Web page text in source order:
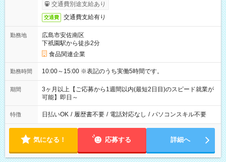
交通費別途支給あり
交通費 交通費支給有り
勤務地
広島市安佐南区
下祇園駅から徒歩2分
食品関連企業
勤務時間 10:00～15:00 ※表記のうち実働5時間です。
期間
3ヶ月以上【ご応募から1週間以内(最短2日目)のスピード就業が
可能】即日～
特徴 日払いOK / 履歴書不要 / 電話対応なし / パソコンスキル不要
気になる！ 応募する 詳細へ